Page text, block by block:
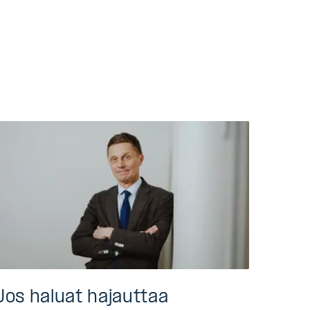
haluat hajauttaa